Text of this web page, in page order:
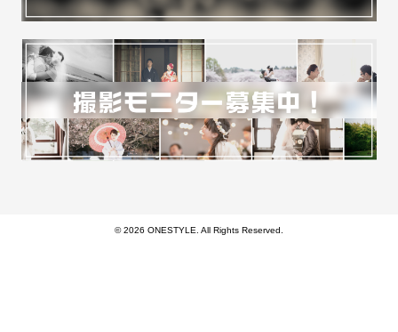
© 2026 ONESTYLE. All Rights Reserved.